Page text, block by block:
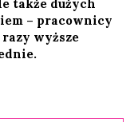
także dużych
– pracownicy
wyższe